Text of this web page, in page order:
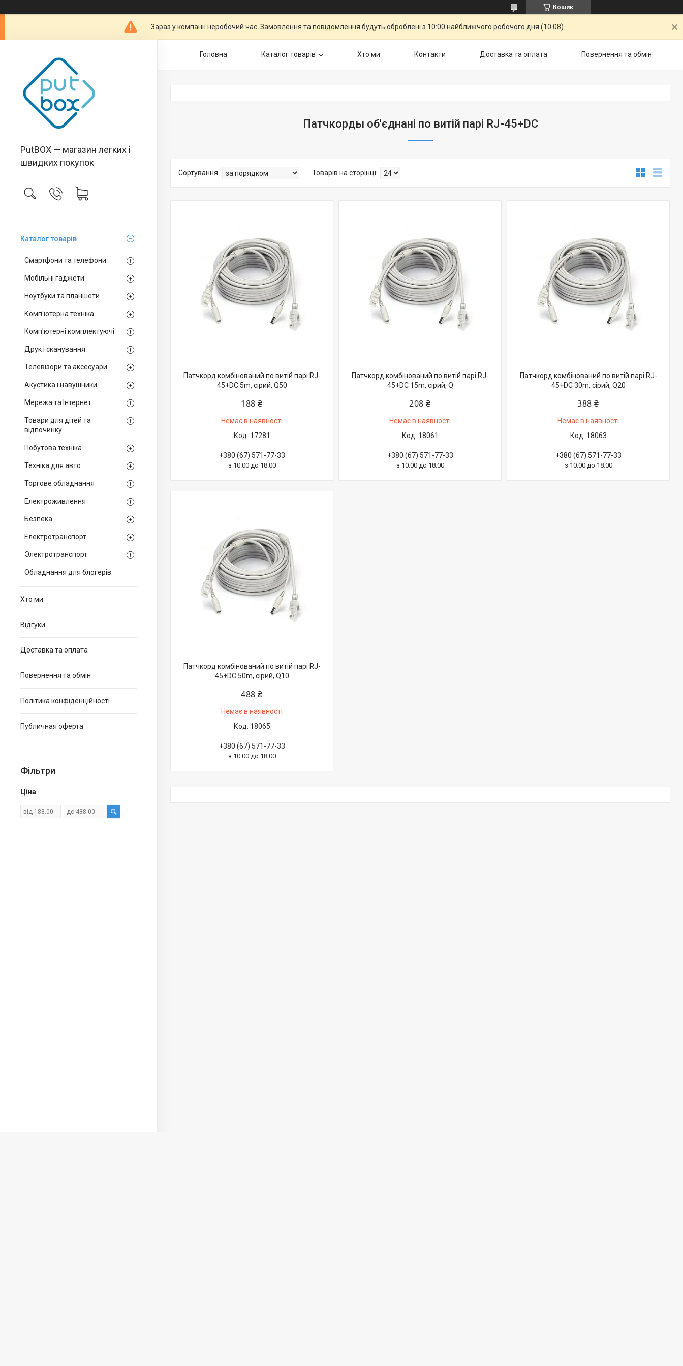
Кошик
Зараз у компанії неробочий час. Замовлення та повідомлення будуть оброблені з 10:00 найближчого робочого дня (10.08).
PutBOX — магазин легких і
швидких покупок
Каталог товарiв
Смартфони та телефони
Мобільні гаджети
Ноутбуки та планшети
Комп'ютерна техніка
Комп'ютерні комплектуючі
Друк і сканування
Телевізори та аксесуари
Акустика і навушники
Мережа та Інтернет
Товари для дітей та
відпочинку
Побутова техніка
Техніка для авто
Торгове обладнання
Електроживлення
Безпека
Електротранспорт
Электротранспорт
Обладнання для блогерів
Хто ми
Вiдгуки
Доставка та оплата
Повернення та обмiн
Політика конфіденційності
Публичная оферта
Фільтри
Ціна
Головна Каталог товарiв Хто ми Контакти Доставка та оплата Повернення та обмiн
Патчкорды об'єднані по витій парі RJ-45+DC
Патчкорд комбінований по витій парі RJ-
45+DC 5m, сірий, Q50
188 ₴
Немає в наявності
17281
+380 (67) 571-77-33
з 10.00 до 18.00
Патчкорд комбінований по витій парі RJ-
45+DC 15m, сірий, Q
208 ₴
Немає в наявності
18061
+380 (67) 571-77-33
з 10.00 до 18.00
Патчкорд комбінований по витій парі RJ-
45+DC 30m, сірий, Q20
388 ₴
Немає в наявності
18063
+380 (67) 571-77-33
з 10.00 до 18.00
Патчкорд комбінований по витій парі RJ-
45+DC 50m, сірий, Q10
488 ₴
Немає в наявності
18065
+380 (67) 571-77-33
з 10.00 до 18.00